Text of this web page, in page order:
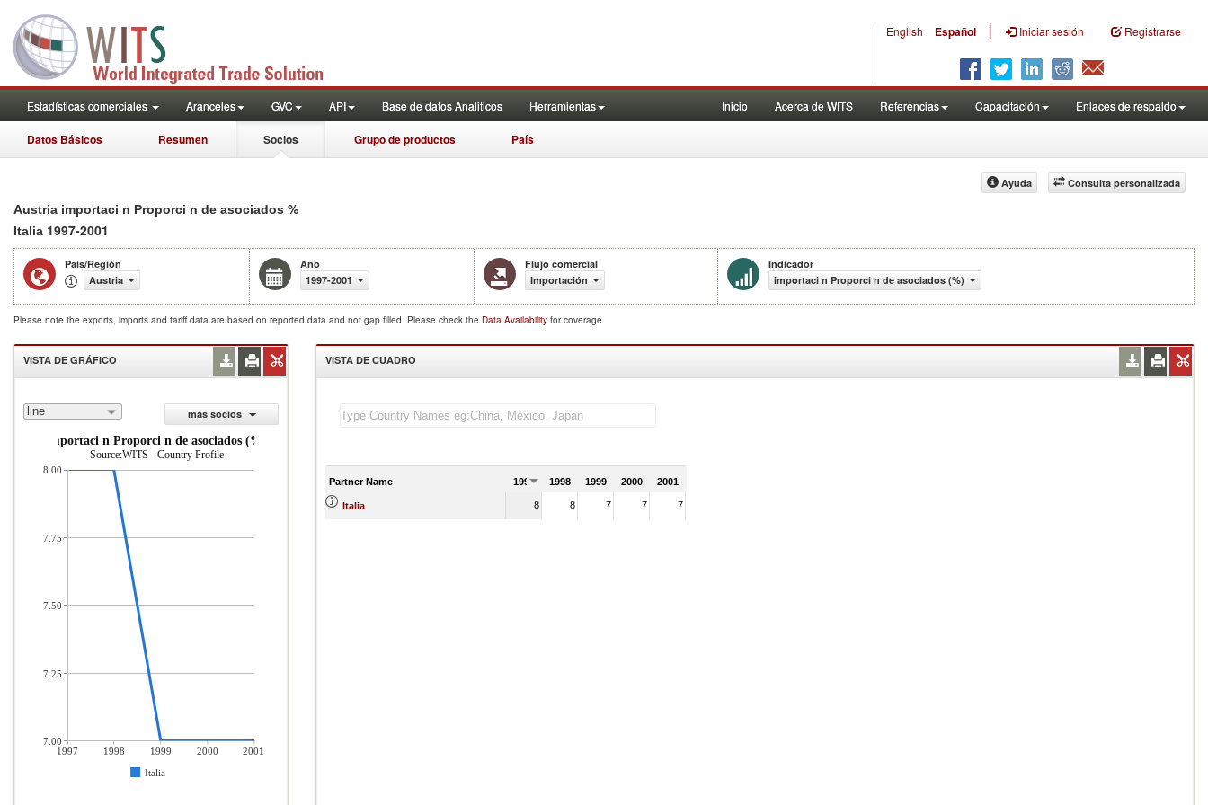
English Español | Iniciar sesión Registrarse
Estadísticas comerciales Aranceles GVC API Base de datos Analiticos Herramientas Inicio Acerca de WITS Referencias Capacitación Enlaces de respaldo
Datos Básicos Resumen Socios Grupo de productos País
Consulta personalizada
Ayuda
Austria importaci n Proporci n de asociados %
Italia 1997-2001
País/Región
Austria
Año
1997-2001
Flujo comercial
Importación
Indicador
importaci n Proporci n de asociados (%)
Please note the exports, imports and tariff data are based on reported data and not gap filled. Please check the Data Availability for coverage.
VISTA DE GRÁFICO
line
más socios
importaci n Proporci n de asociados (%)
Source:WITS - Country Profile
1997 1998 1999 2000
2001
Italia
8.00
7.75
7.50
7.25
7.00
VISTA DE CUADRO
Partner Name 1997 1998 1999 2000 2001
Italia 8 8 7 7 7